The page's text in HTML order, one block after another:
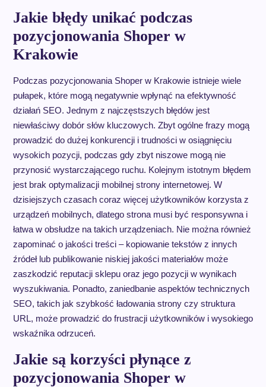
Jakie błędy unikać podczas
pozycjonowania Shoper w
Krakowie
Podczas pozycjonowania Shoper w Krakowie istnieje wiele
pułapek, które mogą negatywnie wpłynąć na efektywność
działań SEO. Jednym z najczęstszych błędów jest
niewłaściwy dobór słów kluczowych. Zbyt ogólne frazy mogą
prowadzić do dużej konkurencji i trudności w osiągnięciu
wysokich pozycji, podczas gdy zbyt niszowe mogą nie
przynosić wystarczającego ruchu. Kolejnym istotnym błędem
jest brak optymalizacji mobilnej strony internetowej. W
dzisiejszych czasach coraz więcej użytkowników korzysta z
urządzeń mobilnych, dlatego strona musi być responsywna i
łatwa w obsłudze na takich urządzeniach. Nie można również
zapominać o jakości treści – kopiowanie tekstów z innych
źródeł lub publikowanie niskiej jakości materiałów może
zaszkodzić reputacji sklepu oraz jego pozycji w wynikach
wyszukiwania. Ponadto, zaniedbanie aspektów technicznych
SEO, takich jak szybkość ładowania strony czy struktura
URL, może prowadzić do frustracji użytkowników i wysokiego
wskaźnika odrzuceń.
Jakie są korzyści płynące z
pozycjonowania Shoper w